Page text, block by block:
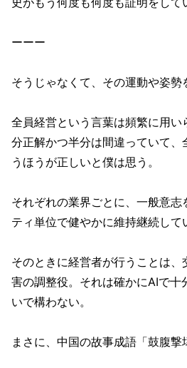
ーーー
そうじゃなくて、その運動や姿勢
全員経営という言葉は頻繁に用
分正解かつ半分は間違っていて、
うほうが正しいと僕は思う。
それぞれの業界ごとに、一般意
ティ単位で健やかに維持継続して
そのときに経営者が行うことは
害の調整役。それは確かにAIで十
いで構わない。
まさに、中国の故事成語「鼓腹撃